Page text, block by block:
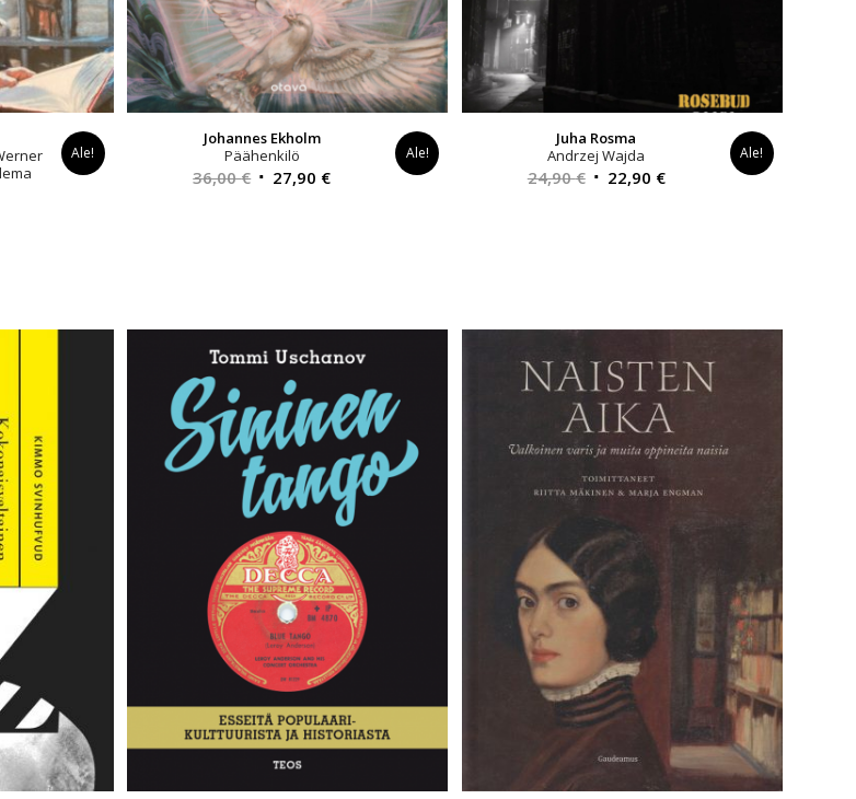
Ale!
Johannes Ekholm
Päähenkilö
36,00€ Alkuperäinen
27,90 €Nykyinen
Ale!
Juha Rosma
Andrzej Wajda
24,90€ Alkuperäinen
22,90 €Nykyinen
Ale!